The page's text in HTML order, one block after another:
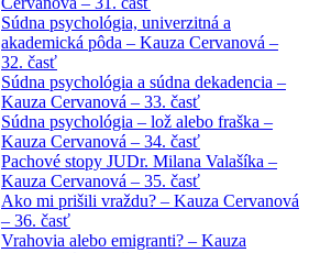
Súdna psychológia, univerzitná a
akademická pôda – Kauza Cervanová –
32. časť
Súdna psychológia a súdna dekadencia –
Kauza Cervanová – 33. časť
Súdna psychológia – lož alebo fraška –
Kauza Cervanová – 34. časť
Pachové stopy JUDr. Milana Valašíka –
Kauza Cervanová – 35. časť
Ako mi prišili vraždu? – Kauza Cervanová
– 36. časť
Vrahovia alebo emigranti? – Kauza